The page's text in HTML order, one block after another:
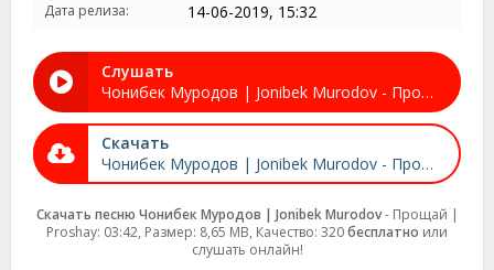
Дата релиза: 14-06-2019, 15:32
Слушать
Чонибек Муродов | Jonibek Murodov - Прощай | Proshay
Скачать
Чонибек Муродов | Jonibek Murodov - Прощай | Proshay
Скачать песню Чонибек Муродов | Jonibek Murodov- Прощай |
Proshay: 03:42, Размер: 8,65 MB, Качество: 320бесплатно или
слушать онлайн!